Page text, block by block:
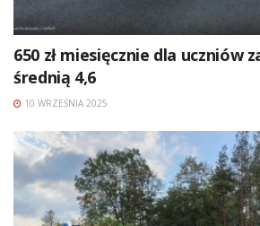
650 zł miesięcznie dla uczniów
średnią 4,6
10 WRZEŚNIA 2025